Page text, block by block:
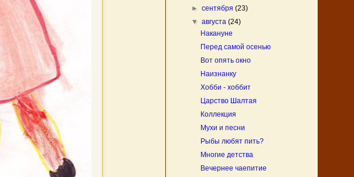
►сентября(23)
▼августа(24)
Накануне
Перед самой осенью
Вот опять окно
Наизнанку
Хобби - хоббит
Царство Шалтая
Коллекция
Мухи и песни
Рыбы любят пить?
Многие детства
Вечернее чаепитие